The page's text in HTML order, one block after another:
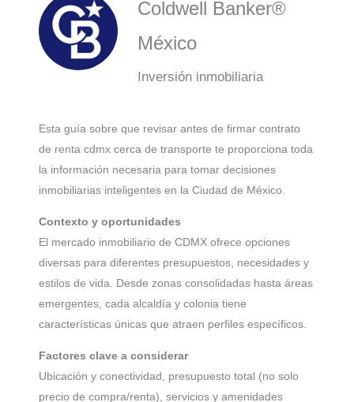
Coldwell Banker®
México
Inversión inmobiliaria
Esta guía sobre que revisar antes de firmar contrato
de renta cdmx cerca de transporte te proporciona toda
la información necesaria para tomar decisiones
inmobiliarias inteligentes en la Ciudad de México.
Contexto y oportunidades
El mercado inmobiliario de CDMX ofrece opciones
diversas para diferentes presupuestos, necesidades y
estilos de vida. Desde zonas consolidadas hasta áreas
emergentes, cada alcaldía y colonia tiene
características únicas que atraen perfiles específicos.
Factores clave a considerar
Ubicación y conectividad, presupuesto total (no solo
precio de compra/renta), servicios y amenidades